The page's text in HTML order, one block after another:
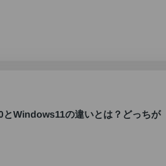
とWindows11の違いとは？どっちが